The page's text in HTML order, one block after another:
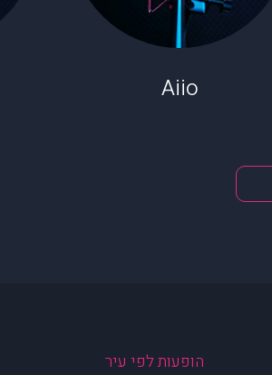
Aiio
הופעות לפי עיר